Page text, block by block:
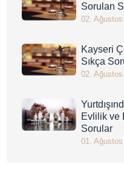
Sorulan
02.
Kayseri
Sıkça
02.
Evlilik ve
Sorular
01.